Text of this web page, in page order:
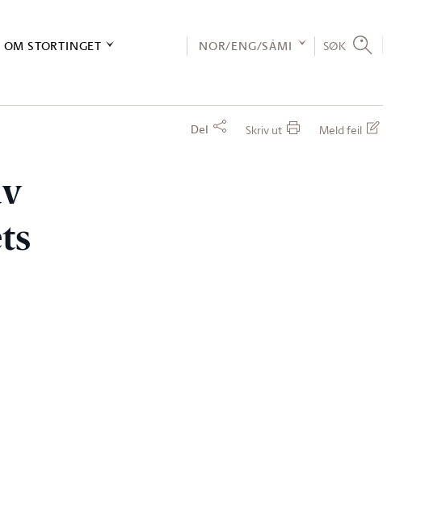
OM STORTINGET NOR/ENG/SÁMI SØK
Del Skriv ut Meld feil